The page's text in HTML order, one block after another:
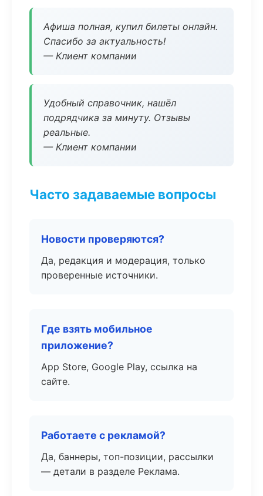
Афиша полная, купил билеты онлайн.
Спасибо за актуальность!
— Клиент компании
Удобный справочник, нашёл
подрядчика за минуту. Отзывы
реальные.
— Клиент компании
Часто задаваемые вопросы
Новости проверяются?
Да, редакция и модерация, только
проверенные источники.
Где взять мобильное
приложение?
App Store, Google Play, ссылка на
сайте.
Работаете с рекламой?
Да, баннеры, топ-позиции, рассылки
— детали в разделе Реклама.